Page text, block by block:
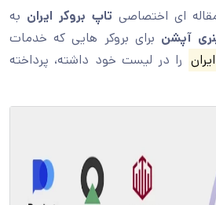
ای اختصاصی تاپ بروکر ایران به
آپشن برای بروکر هایی که خدمات
را در لیست خود داشته، پرداخته